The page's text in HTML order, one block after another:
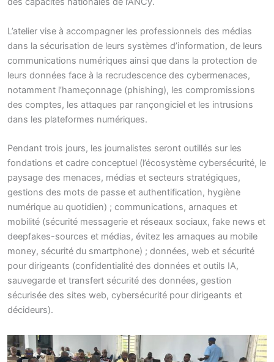
L’atelier vise à accompagner les professionnels des médias
dans la sécurisation de leurs systèmes d’information, de leurs
communications numériques ainsi que dans la protection de
leurs données face à la recrudescence des cybermenaces,
notamment l’hameçonnage (phishing), les compromissions
des comptes, les attaques par rançongiciel et les intrusions
dans les plateformes numériques.
Pendant trois jours, les journalistes seront outillés sur les
fondations et cadre conceptuel (l’écosystème cybersécurité, le
paysage des menaces, médias et secteurs stratégiques,
gestions des mots de passe et authentification, hygiène
numérique au quotidien) ; communications, arnaques et
mobilité (sécurité messagerie et réseaux sociaux, fake news et
deepfakes-sources et médias, évitez les arnaques au mobile
money, sécurité du smartphone) ; données, web et sécurité
pour dirigeants (confidentialité des données et outils IA,
sauvegarde et transfert sécurité des données, gestion
sécurisée des sites web, cybersécurité pour dirigeants et
décideurs).